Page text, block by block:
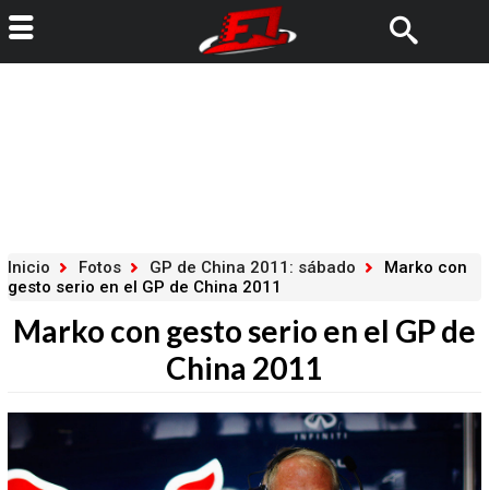
Inicio Fotos GP de China 2011: sábado
Marko con
gesto serio en el GP de China 2011
Marko con gesto serio en el GP de
China 2011